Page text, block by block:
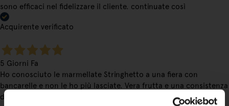
sono efficaci nel fidelizzare il cliente. continuate così
Acquirente verificato
5 Giorni Fa
Ho conosciuto le marmellate Stringhetto a una fiera con
bancarelle e non le ho più lasciate. Vera frutta e una consistenza
deliziosa. Le mie preferite sono arancia, visciole e fragola, ma